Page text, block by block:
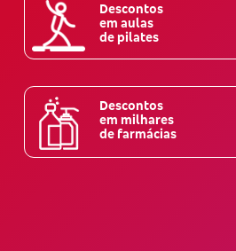
Descontos
em aulas
de pilates
Descontos
em milhares
de farmácias